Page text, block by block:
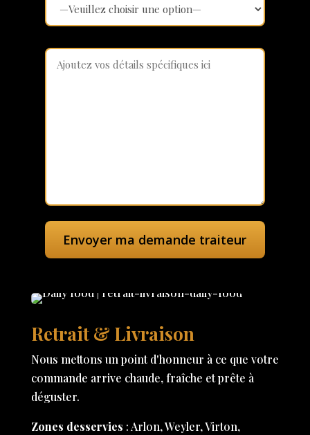
Retrait & Livraison
Nous mettons un point d'honneur à ce que votre
commande arrive chaude, fraîche et prête à
déguster.
Zones desservies : Arlon, Weyler, Virton,